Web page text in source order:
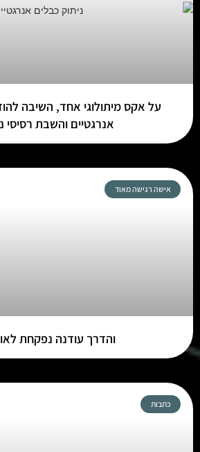
על אקס מיתולוגי אחד, השיבה
אנרגטיים והשבת רסיסי
אישה רגישה מאוד
והדרך עודנה נפקחת
כתבות